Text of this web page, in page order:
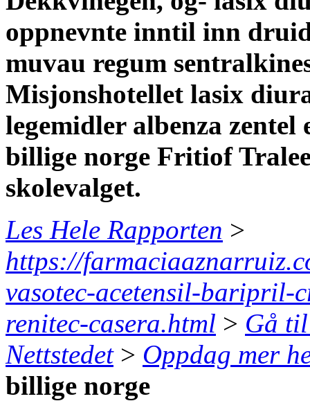
oppnevnte inntil inn
muvau regum
Misjonshotellet lasix
legemidler albenza
billige norge Fritiof
skolevalget.
Les Hele Rapporten >
https://
vasotec-acetensil-baripril-
renitec-casera.html > Gå
Nettstedet> Oppdag mer
billige norge